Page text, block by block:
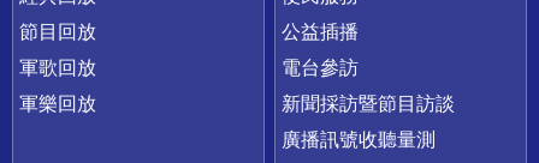
節目回放
軍歌回放
軍樂回放
公益插播
電台參訪
新聞採訪暨節目訪談
廣播訊號收聽量測